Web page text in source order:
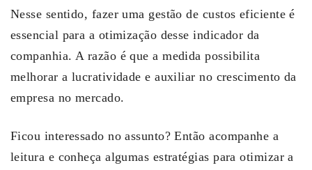
Nesse sentido, fazer uma gestão de custos eficiente é
essencial para a otimização desse indicador da
companhia. A razão é que a medida possibilita
melhorar a lucratividade e auxiliar no crescimento da
empresa no mercado.
Ficou interessado no assunto? Então acompanhe a
leitura e conheça algumas estratégias para otimizar a